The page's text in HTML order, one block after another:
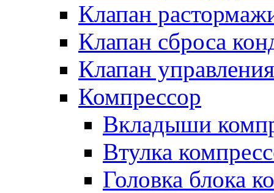
Клапан
Клапан сброса
Клапан управления
Компрессор
Вкладыши
Втулка
Головка блока